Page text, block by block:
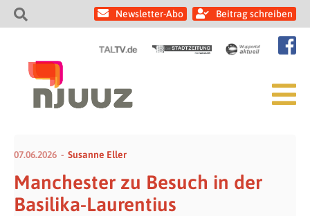
Newsletter-Abo Beitrag schreiben
07.06.2026 Susanne Eller
Manchester zu Besuch in der
Basilika-Laurentius